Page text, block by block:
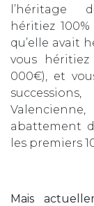
l’héritage
héritiez
qu’elle avait
vous
000€), et
abattement
les premiers
Mais